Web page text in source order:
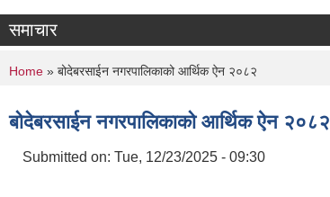
समाचार
You are here
Home » बोदेबरसाईन नगरपालिकाको आर्थिक ऐन २०८२
बोदेबरसाईन नगरपालिकाको आर्थिक ऐन २०८२
Submitted on: Tue, 12/23/2025 - 09:30